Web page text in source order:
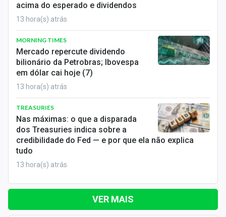
acima do esperado e dividendos
13 hora(s) atrás
MORNING TIMES
Mercado repercute dividendo
bilionário da Petrobras; Ibovespa
em dólar cai hoje (7)
13 hora(s) atrás
TREASURIES
Nas máximas: o que a disparada
dos Treasuries indica sobre a
credibilidade do Fed — e por que ela não explica
tudo
13 hora(s) atrás
VER MAIS